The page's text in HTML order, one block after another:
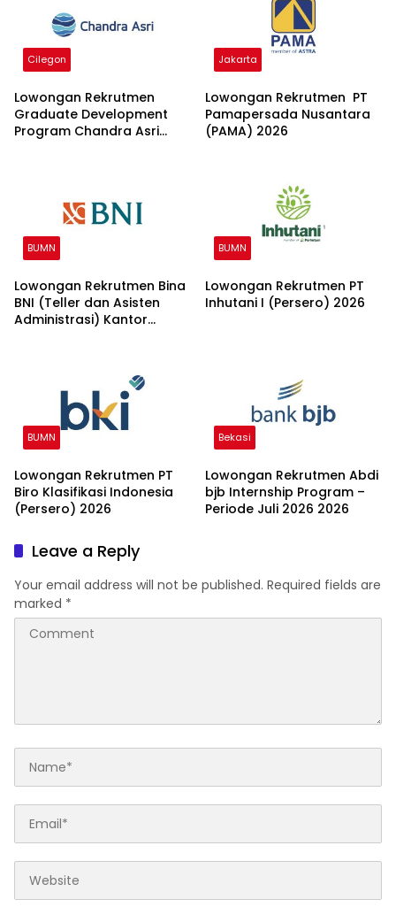
Cilegon
Lowongan Rekrutmen
Graduate Development
Program Chandra Asri
Jakarta
Lowongan Rekrutmen PT
Pamapersada Nusantara
(PAMA) 2026
BUMN
Lowongan Rekrutmen Bina
BNI (Teller dan Asisten
Administrasi) Kantor
BUMN
Lowongan Rekrutmen PT
Inhutani I (Persero) 2026
BUMN
Lowongan Rekrutmen PT
Biro Klasifikasi Indonesia
(Persero) 2026
Bekasi
Lowongan Rekrutmen Abdi
bjb Internship Program –
Periode Juli 2026 2026
Leave a Reply
Your email address will not be published. Required fields are
marked *